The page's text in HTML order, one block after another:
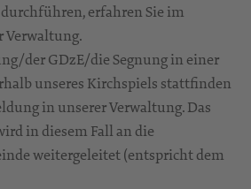
erfahren Sie im
Verwaltung.
der GDzE/die Segnung in einer
unseres Kirchspiels stattfinden
in unserer Verwaltung. Das
in diesem Fall an die
weitergeleitet (entspricht dem